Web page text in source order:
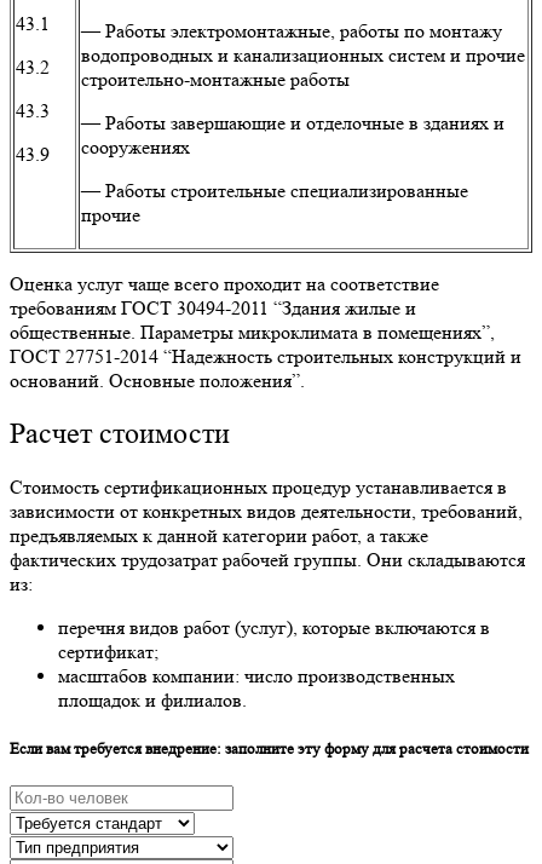
43.1
43.2
43.3
43.9
— Работы электромонтажные, работы по монтажу
водопроводных и канализационных систем и прочие
строительно-монтажные работы
— Работы завершающие и отделочные в зданиях и
сооружениях
— Работы строительные специализированные
прочие
Оценка услуг чаще всего проходит на соответствие
требованиям ГОСТ 30494-2011 “Здания жилые и
общественные. Параметры микроклимата в помещениях”,
ГОСТ 27751-2014 “Надежность строительных конструкций и
оснований. Основные положения”.
Расчет стоимости
Стоимость сертификационных процедур устанавливается в
зависимости от конкретных видов деятельности, требований,
предъявляемых к данной категории работ, а также
фактических трудозатрат рабочей группы. Они складываются
из:
перечня видов работ (услуг), которые включаются в
сертификат;
масштабов компании: число производственных
площадок и филиалов.
Если вам требуется внедрение: заполните эту форму для расчета стоимости